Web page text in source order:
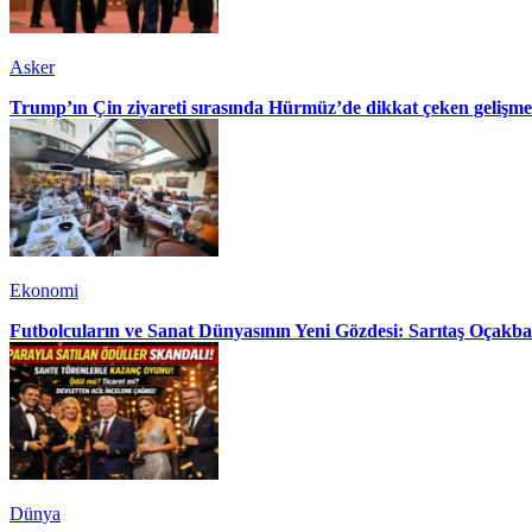
Asker
Trump’ın Çin ziyareti sırasında Hürmüz’de dikkat çeken gelişme
Ekonomi
Futbolcuların ve Sanat Dünyasının Yeni Gözdesi: Sarıtaş
Dünya